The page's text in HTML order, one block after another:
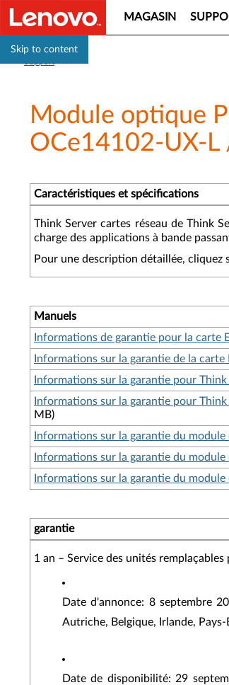
Skip to content
MAGASIN
Module optique
OCe14102-UX-L
Caractéristiques et spécifications
Think Server cartes réseau de Think
charge des applications à bande
Pour une description détaillée, cliquez
Manuels
Informations de garantie pour la carte
Informations sur la garantie de la
Informations sur la garantie pour
Informations sur la garantie pour
MB)
Informations sur la garantie du
Informations sur la garantie du
Informations sur la garantie du
garantie
1 an – Service des unités remplaçables
Date d'annonce: 8 septembre
Autriche, Belgique, Irlande, Pays-
Date de disponibilité: 29